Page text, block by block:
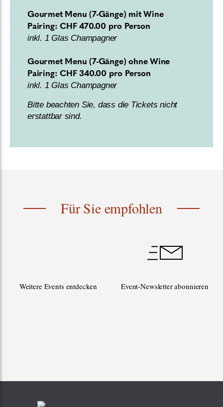
Gourmet Menu (7-Gänge) mit Wine
Pairing: CHF 470.00 pro Person
inkl. 1 Glas Champagner
Gourmet Menu (7-Gänge) ohne Wine
Pairing: CHF 340.00 pro Person
inkl. 1 Glas Champagner
Bitte beachten Sie, dass die Tickets nicht
erstattbar sind.
Für Sie empfohlen
Weitere Events entdecken Event-Newsletter abonnieren